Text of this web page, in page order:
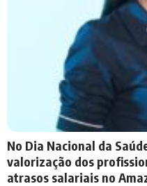
No Dia Nacional da
valorização dos
atrasos salariais no